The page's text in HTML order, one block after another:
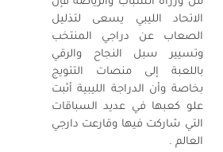
الاتحاد الليبي يسعى لتذليل
الصعاب عن دراجي المنتخب
وتسيير سبل النجاح والرقي
باللعبة إلى منصات التتويج
بخاصة وأن الدراجة الليبية أثبت
علو كعبها في عديد السباقات
التي شاركت فيها وقارعت دارجي
العالم .